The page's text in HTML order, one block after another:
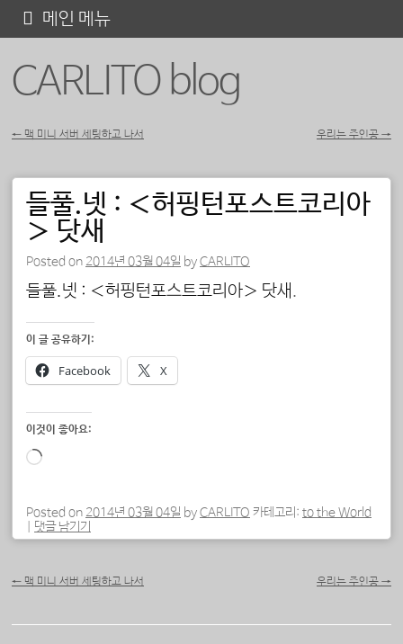
CARLITO blog
메인 메뉴
텐
← 맥 미니 서버 세팅하고 나서 우리는 주인공 →
들풀.넷 : ＜허핑턴포스트코리아
＞ 닷새
Posted on 2014년 03월 04일 byCARLITO
들풀.넷 : ＜허핑턴포스트코리아＞ 닷새.
이 글 공유하기:
Facebook X
이것이 좋아요:
로
중...
Posted on 2014년 03월 04일 byCARLITO 카테고리: to the World
댓글 남기기
← 맥 미니 서버 세팅하고 나서 우리는 주인공 →